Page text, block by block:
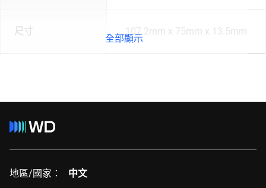
尺寸 107.2mm x 75mm x 13.5mm
全部顯示
地區/國家： 中文